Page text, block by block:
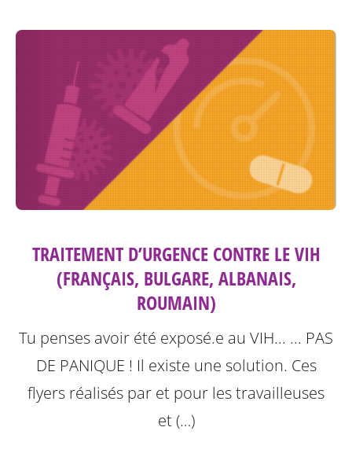
TRAITEMENT D’URGENCE CONTRE LE VIH
(FRANÇAIS, BULGARE, ALBANAIS,
ROUMAIN)
Tu penses avoir été exposé.e au VIH... ... PAS
DE PANIQUE ! Il existe une solution. Ces
flyers réalisés par et pour les travailleuses
et (…)